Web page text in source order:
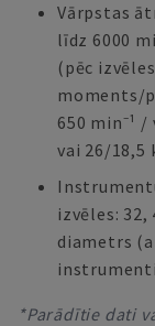
Vārpstas
līdz 6000
(pēc
moments/
650 min⁻¹
vai 26/18,5
izvēles:
diametrs
*Parādītie dati